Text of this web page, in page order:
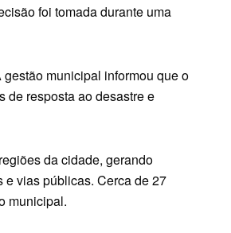
foi tomada durante uma
municipal informou que o
de resposta ao desastre e
da cidade, gerando
vias públicas. Cerca de 27
municipal.